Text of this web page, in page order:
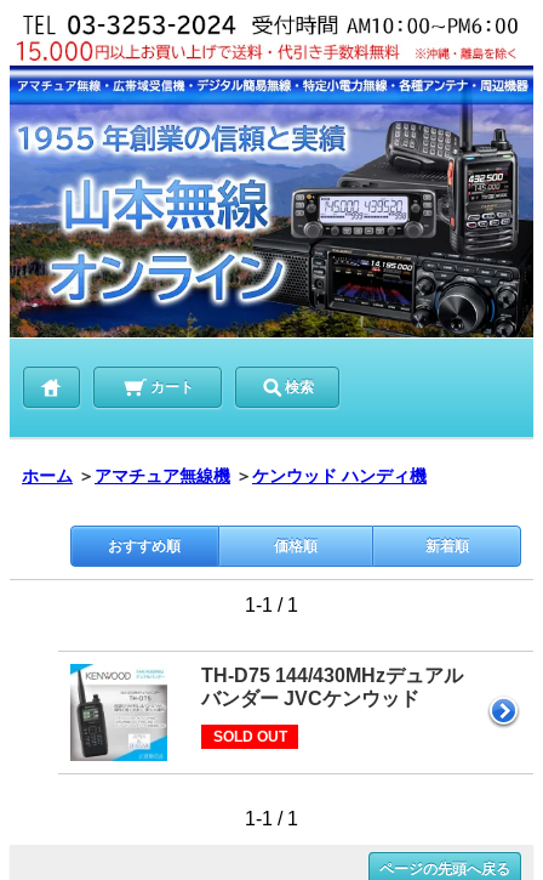
カート 検索
ホーム ＞ アマチュア無線機 ＞ケンウッド ハンディ機
おすすめ順 価格順 新着順
1-1 / 1
TH-D75 144/430MHzデュアル
バンダー JVCケンウッド
SOLD OUT
1-1 / 1
ページの先頭へ戻る